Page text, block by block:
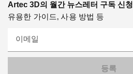
Artec 3D의 월간 뉴스레터 구독 신청
유용한 가이드, 사용 방법 등
이메일